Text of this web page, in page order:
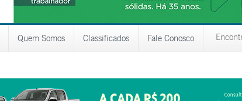
Quem Somos Classificados Fale Conosco